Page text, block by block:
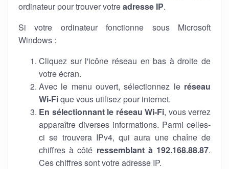
ordinateur pour trouver votreadresse IP.
Si votre ordinateur fonctionne sous Microsoft
Windows :
Cliquez sur l'icône réseau en bas à droite de
votre écran.
Avec le menu ouvert, sélectionnez le réseau
Wi-Fique vous utilisez pour internet.
En sélectionnant le réseau Wi-Fi, vous verrez
apparaître diverses informations. Parmi celles-
ci se trouvera IPv4, qui aura une chaîne de
chiffres à côté ressemblant à 192.168.88.87.
Ces chiffres sont votre adresse IP.